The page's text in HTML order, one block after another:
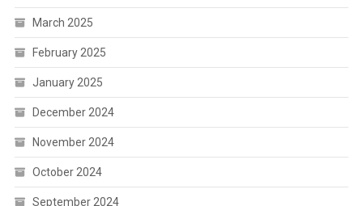
March 2025
February 2025
January 2025
December 2024
November 2024
October 2024
September 2024